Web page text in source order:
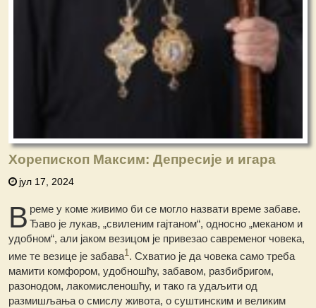
Хорепископ Максим: Депресије и игара
јул 17, 2024
В ремеу коме живимо би се могло назвати време забаве.
Ђаво је лукав, „свиленим гајтаном“, односно „меканом и
удобном“, али јаком везицом је привезао савременог човека,
име те везице је забава1. Схватио је да човека само треба
мамити комфором, удобношћу, забавом, разбибригом,
разонодом, лакомисленошћу, и тако га удаљити од
размишљања о смислу живота, о суштинским и великим